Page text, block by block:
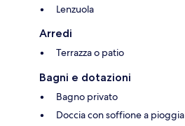
Lenzuola
Arredi
Terrazza o patio
Bagni e dotazioni
Bagno privato
Doccia con soffione a pioggia